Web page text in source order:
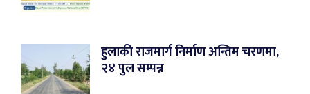
हुलाकी राजमार्ग निर्माण अन्तिम चरणमा,
२४ पुल सम्पन्न